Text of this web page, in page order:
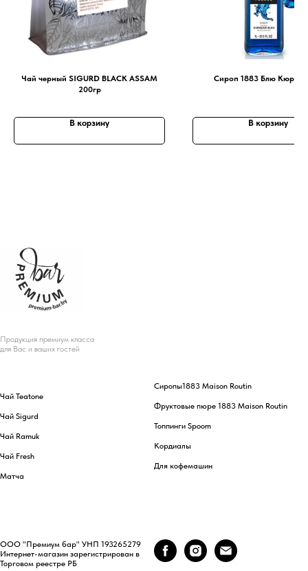
Чай черный SIGURD BLACK ASSAM
200гр
В корзину
Сироп 1883 Блю
В корзину
Продукция премиум класса
для Вас и ваших гостей
Чай Teatone
Чай Sigurd
Чай Ramuk
Чай Fresh
Матча
Сиропы1883 Maison Routin
Фруктовые пюре 1883 Maison Routin
Топпинги Spoom
Кордиалы
Для кофемашин
ООО "Премиум бар" УНП 193265279
Интернет-магазин зарегистрирован в
Торговом реестре РБ